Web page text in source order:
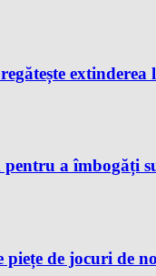
extinderea
a îmbogăți
de jocuri de